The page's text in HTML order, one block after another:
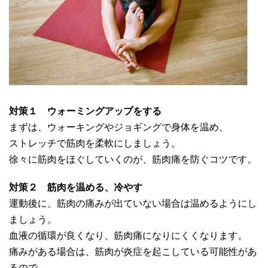
対策１ ウォーミングアップをする
まずは、ウォーキングやジョギングで身体を温め、
ストレッチで筋肉を柔軟にしましょう。
徐々に筋肉をほぐしていくのが、筋肉痛を防ぐコツです。
対策２ 筋肉を温める、冷やす
運動後に、筋肉の痛みが出ていない場合は温めるようにし
ましょう。
血液の循環が良くなり、筋肉痛になりにくくなります。
痛みがある場合は、筋肉が炎症を起こしている可能性があ